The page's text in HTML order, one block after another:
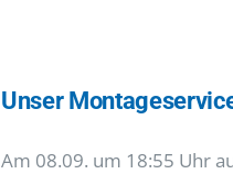
Unser
Am 08.09. um 18:55 Uhr